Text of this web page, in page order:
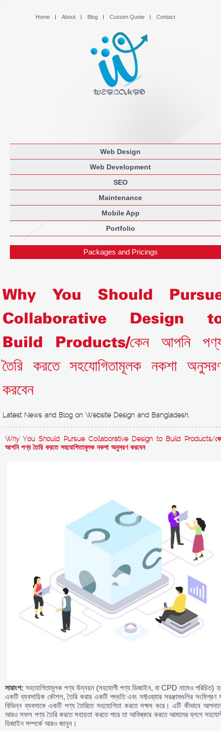
Home About Blog Custom Quote Contact
Web Design
Web Development
SEO
Maintenance
Mobile App
Portfolio
Packages and Pricings
Why You Should
Collaborative Design
Build Products/কেন আপনি
তৈরি করতে সহযোগিতামূলক নকশা
করবেন
Latest News and Blog on Website Design and Bangladesh.
Why You Should Pursue Collaborative Design to Build Products/
আপনি পণ্য তৈরি করতে সহযোগিতামূলক নকশা অনুসরণ করবেন
সারাংশ: সহযোগিতামূলক পণ্য উন্নয়ন (সহযোগী পণ্য ডিজাইন, বা CPD নামেও পরিচিত)
একটি ব্যবসায়িক কৌশল, তৈরি করার একটি পদ্ধতি এবং সফ্টওয়্যার সরঞ্জামগুলির সংমিশ্রণ
বিভিন্ন ব্যবসাকে একটি পণ্য তৈরিতে সহযোগিতা করতে সক্ষম করে। এটি কীভাবে
আরও সফল পণ্য তৈরি করতে সহায়তা করতে পারে তা আবিষ্কার করতে আমাদের ব্লগে
ডিজাইন সম্পর্কে আরও জানুন।